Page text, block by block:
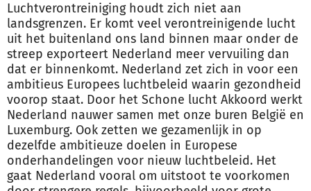
Luchtverontreiniging houdt zich niet aan
landsgrenzen. Er komt veel verontreinigende lucht
uit het buitenland ons land binnen maar onder de
streep exporteert Nederland meer vervuiling dan
dat er binnenkomt. Nederland zet zich in voor een
ambitieus Europees luchtbeleid waarin gezondheid
voorop staat. Door het Schone lucht Akkoord werkt
Nederland nauwer samen met onze buren België en
Luxemburg. Ook zetten we gezamenlijk in op
dezelfde ambitieuze doelen in Europese
onderhandelingen voor nieuw luchtbeleid. Het
gaat Nederland vooral om uitstoot te voorkomen